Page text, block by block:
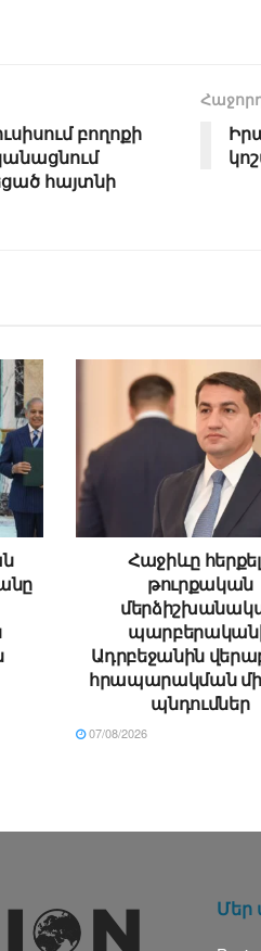
բողոքի
հայտնի
Հաջիևը
թուրքական
Ադրբեջանին
հրապարակման
պնդումներ
07/08/2026
Մեր